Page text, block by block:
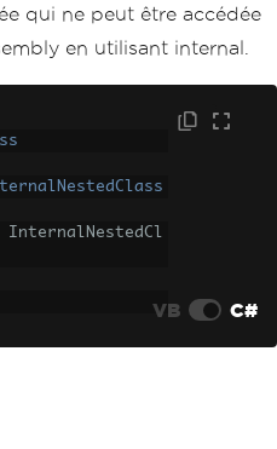
qui ne peut être accédée
en utilisant internal.
InternalNestedCl
VB C#